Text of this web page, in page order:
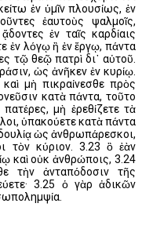
ἐν ὑμῖν πλουσίως, ἐν
ἑαυτοὺς ψαλμοῖς,
ἐν ταῖς καρδίαις
ἐν λόγῳ ἢ ἐν ἔργῳ, πάντα
τῷ θεῷ πατρὶ δι᾽ αὐτοῦ.
ὡς ἀνῆκεν ἐν κυρίῳ.
μὴ πικραίνεσθε πρὸς
κατὰ πάντα, τοῦτο
μὴ ἐρεθίζετε τὰ
ὑπακούετε κατὰ πάντα
ὡς ἀνθρωπάρεσκοι,
τὸν κύριον. 3.23 ὃ ἐὰν
καὶ οὐκ ἀνθρώποις, 3.24
τὴν ἀνταπόδοσιν τῆς
3.25 ὁ γὰρ ἀδικῶν